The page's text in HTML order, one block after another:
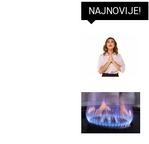
NAJNOVIJE!